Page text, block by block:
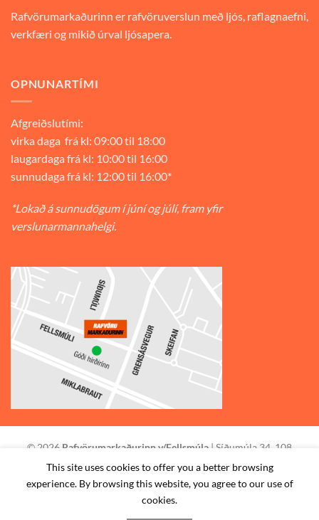
Rafvörumarkaðurinn er rafvöruverslun með ljós, raflagnaefni,
verkfæri og mikið úrval ljósapera.
OPNUNARTÍMI
Afgreiðslutími:
virka daga frá kl: 09:00 til 18:00
laugardaga frá kl: 10:00 til 16:00
sunnudaga frá kl: 12:00 til 16:00*
*Lokað á sunnudögum í júní og júlí, fram yfir
verslunarmannahelgi.
© 2026 Rafvörumarkaðurinn v/Fellsmúla | Síðumúla 34, 108
Reykjavík | S: 585-2888 |
STAÐSETNING HAFA SAMBAND SKILMÁLAR
This site uses cookies to offer you a better browsing
experience. By browsing this website, you agree to our use of
cookies.